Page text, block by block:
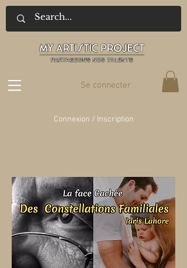
Se connecter
Connexion / Inscription